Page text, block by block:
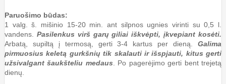
Paruošimo būdas:
1 valg. š. mišinio 15-20 min. ant silpnos ugnies virinti su 0,5 l.
vandens. Pasilenkus virš garų giliai iškvėpti, įkvepiant kosėti.
Arbatą, supiltą į termosą, gerti 3-4 kartus per dieną. Galima
pirmuosius keletą gurkšnių tik skalauti ir išspjauti, kitus gerti
užsivalgant šaukšteliu medaus . Po pagerėjimo gerti bent trejetą
dienų.